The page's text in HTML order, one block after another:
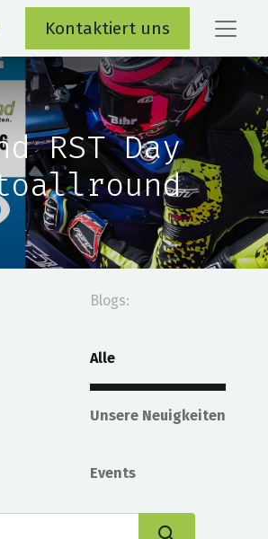
Kontaktiert uns
RST Day
Blogs:
Alle
Unsere Neuigkeiten
Events